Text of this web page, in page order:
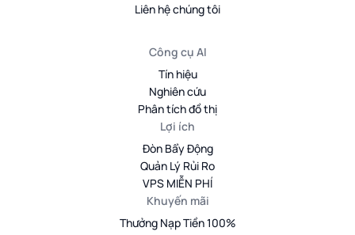
Liên hệ chúng tôi
Công cụ AI
Tín hiệu
Nghiên cứu
Phân tích đồ thị
Lợi ích
Đòn Bẩy Động
Quản Lý Rủi Ro
VPS MIỄN PHÍ
Khuyến mãi
Thưởng Nạp Tiền 100%